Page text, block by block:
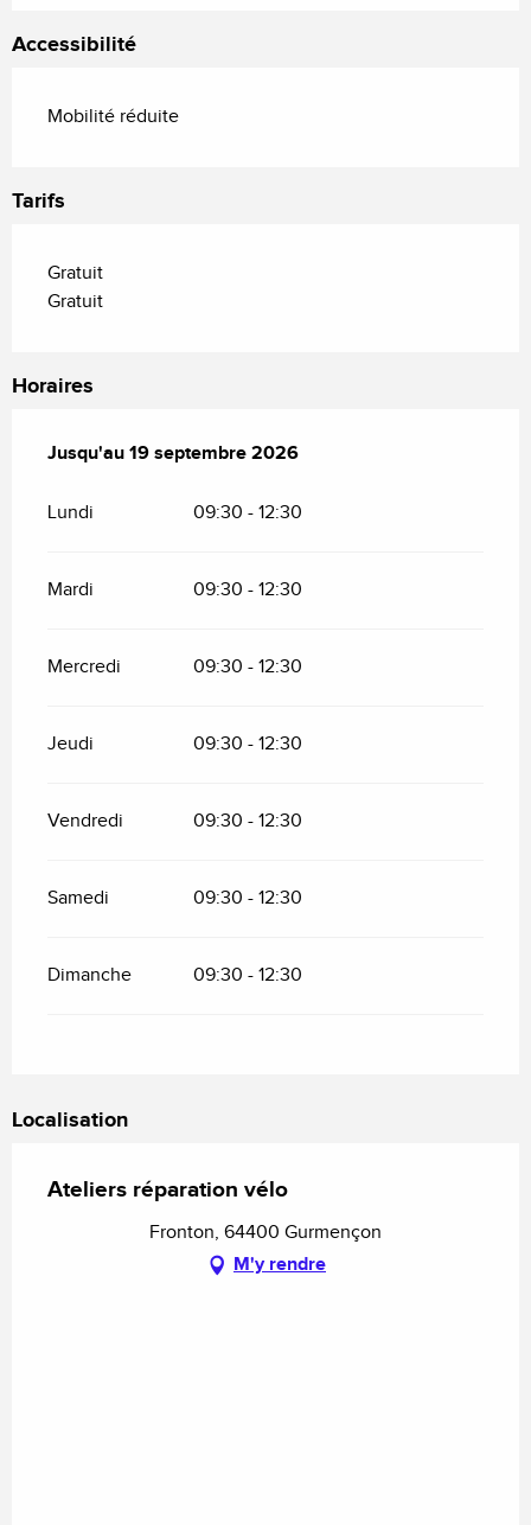
Accessibilité
Mobilité réduite
Tarifs
Gratuit
Gratuit
Horaires
Du19 juillet 2026au19 septembre 2026
Jusqu'au 19 septembre 2026
Lundi 09:30 - 12:30
Mardi 09:30 - 12:30
Mercredi 09:30 - 12:30
Jeudi 09:30 - 12:30
Vendredi 09:30 - 12:30
Samedi 09:30 - 12:30
Dimanche 09:30 - 12:30
Localisation
Ateliers réparation vélo
Fronton, 64400 Gurmençon
M'y rendre